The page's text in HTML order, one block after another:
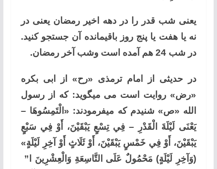
یعنی شب قدر را در دهه اخیر رمضان یعنی در
نه یا هفت یا پنج روز باقیمانده آن جستجو کنید.
در شب 24 هم آمده است وشب آخر رمضان.
در حدیثی از امام ترمذی «رح» از ابی بکره
«رض» روایت است می میگوید: که از رسول
الله «ص» شنیدم که میفرمودند: «الْتَمِسُوهَا –
يَعْنَى لَيْلَةَ الْقَدْرِ – فِي تِسْعٍ يَبْقَيْنَ، أَوْ فِي سَبْعٍ
يَبْقَيْنَ، أَوْ فِي خَمْسٍ يَبْقَيْنَ، أَوْ ثَلَاثٍ أَوْ آخِرِ لَيْلَةٍ»
(وَآخِرِ لَيْلَةٍ) مَحْمُولٌ عَلَى التَّاسِعَةِ وَالْعِشْرِينَ ا”